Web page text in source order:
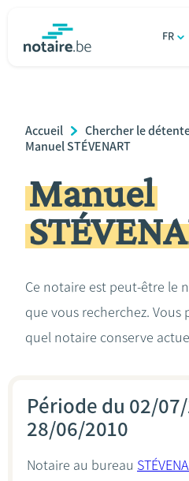
FR
Relations et vivre ensemble
Héritage et donations
Entreprendre
Calculateurs
Breadcrumb
Accueil
Chercher le
Manuel STÉVENART
Manuel
Ce notaire est peut-être le
que vous recherchez. Vous
quel notaire conserve
Période du 02/
28/06/2010
Notaire au bureau